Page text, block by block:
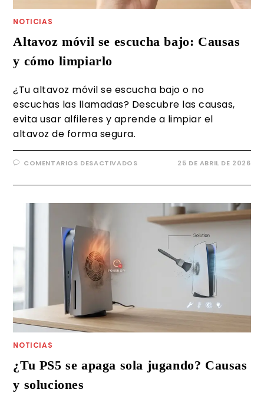
NOTICIAS
Altavoz móvil se escucha bajo: Causas
y cómo limpiarlo
¿Tu altavoz móvil se escucha bajo o no
escuchas las llamadas? Descubre las causas,
evita usar alfileres y aprende a limpiar el
altavoz de forma segura.
COMENTARIOS DESACTIVADOS 25 DE ABRIL DE 2026
NOTICIAS
¿Tu PS5 se apaga sola jugando? Causas
y soluciones